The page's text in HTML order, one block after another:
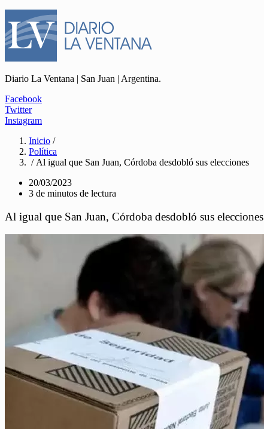
Diario La Ventana | San Juan | Argentina.
Facebook
Twitter
Instagram
Inicio /
Política
/ Al igual que San Juan, Córdoba desdobló sus elecciones
20/03/2023
3 de minutos de lectura
Al igual que San Juan, Córdoba desdobló sus elecciones